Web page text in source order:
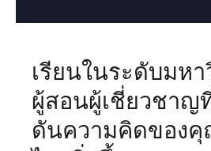
เรียนในระดับมห
ผู้สอนผู้เชี่ยวชาญ
ดันความคิดของคุ